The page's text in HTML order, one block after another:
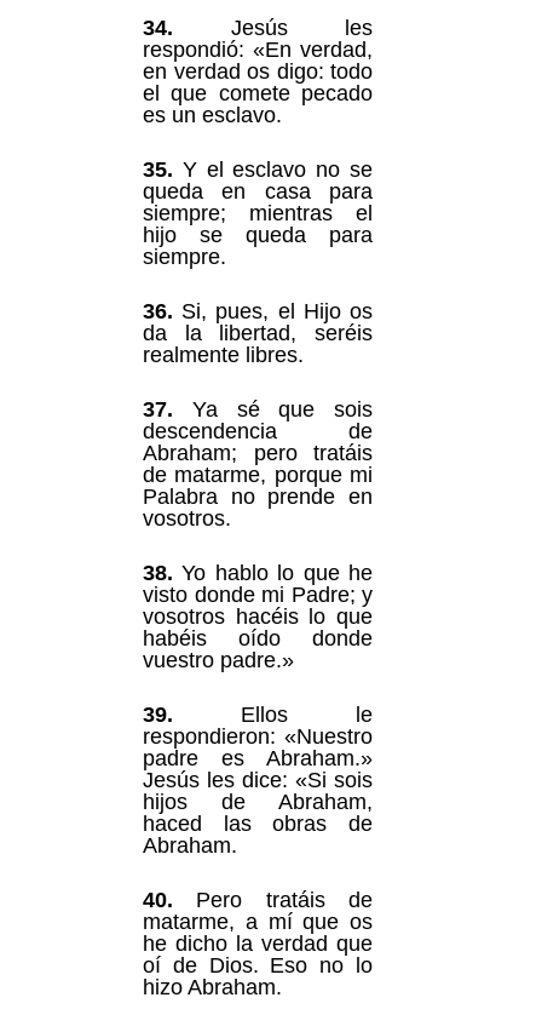
34. Jesús les
respondió: «En verdad,
en verdad os digo: todo
el que comete pecado
es un esclavo.
35. Y el esclavo no se
queda en casa para
siempre; mientras el
hijo se queda para
siempre.
36. Si, pues, el Hijo os
da la libertad, seréis
realmente libres.
37. Ya sé que sois
descendencia de
Abraham; pero tratáis
de matarme, porque mi
Palabra no prende en
vosotros.
38. Yo hablo lo que he
visto donde mi Padre; y
vosotros hacéis lo que
habéis oído donde
vuestro padre.»
39. Ellos le
respondieron: «Nuestro
padre es Abraham.»
Jesús les dice: «Si sois
hijos de Abraham,
haced las obras de
Abraham.
40. Pero tratáis de
matarme, a mí que os
he dicho la verdad que
oí de Dios. Eso no lo
hizo Abraham.